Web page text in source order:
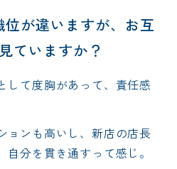
が違いますが、お互
ていますか？
して度胸があって、責任感
ョンも高いし、新店の店長
自分を貫き通すって感じ。